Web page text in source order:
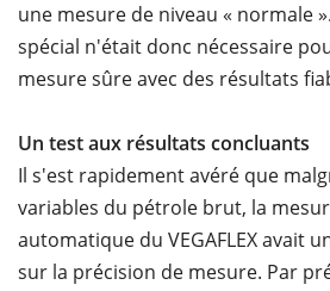
une mesure de niveau « normale
spécial n'était donc nécessaire
mesure sûre avec des résultats
Un test aux résultats concluants
Il s'est rapidement avéré que
variables du pétrole brut, la
automatique du VEGAFLEX avait
sur la précision de mesure. Par